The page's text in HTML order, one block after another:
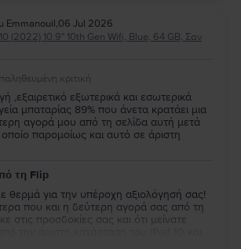
Emmanouil,06 Jul 2026
(2022) 10.9" 10th Gen Wifi, Blue, 64 GB, Σαν
κριτική
,εξαιρετικό εξωτερικά και εσωτερικά
μπαταρίας 89% που άνετα κρατάει μια
αγορά μου από τη σελίδα αυτή μετά
παρομοίως και αυτό σε άριστη
τη Flip
θερμά για την υπέροχη αξιολόγησή σας!
που και η δεύτερη αγορά σας από τη
στις προσδοκίες σας και ότι μείνατε